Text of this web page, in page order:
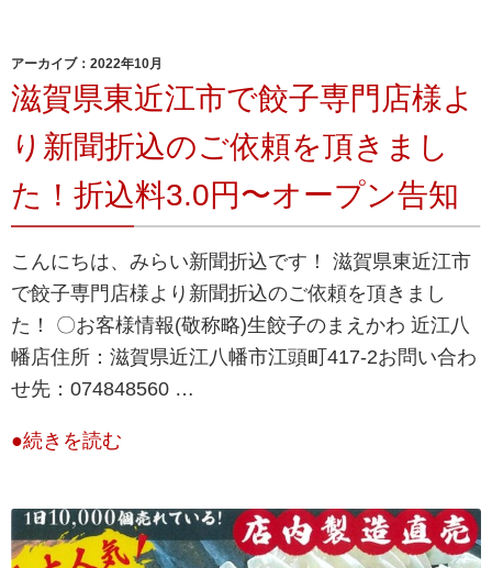
アーカイブ：2022年10月
滋賀県東近江市で餃子専門店様よ
り新聞折込のご依頼を頂きまし
た！折込料3.0円〜オープン告知
こんにちは、みらい新聞折込です！ 滋賀県東近江市
で餃子専門店様より新聞折込のご依頼を頂きまし
た！ 〇お客様情報(敬称略)生餃子のまえかわ 近江八
幡店住所：滋賀県近江八幡市江頭町417-2お問い合わ
せ先：074848560 …
●続きを読む